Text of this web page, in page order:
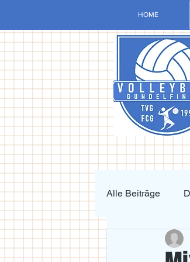
HOME
Alle Beiträge
Krafttraining